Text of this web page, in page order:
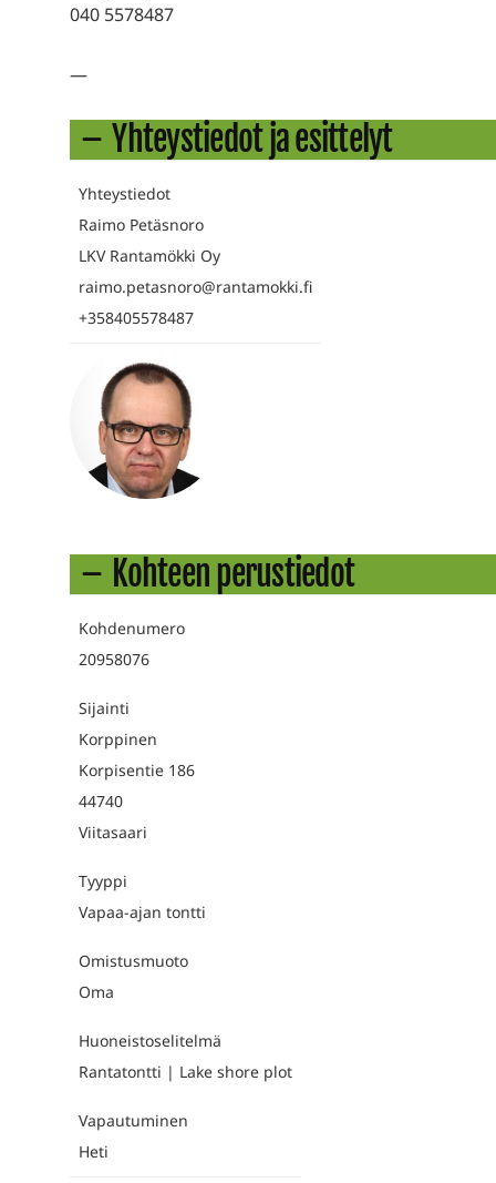
040 5578487
—
Yhteystiedot ja esittelyt
Yhteystiedot
Raimo Petäsnoro
LKV Rantamökki Oy
raimo.petasnoro@rantamokki.fi
+358405578487
Kohteen perustiedot
Kohdenumero
20958076
Sijainti
Korppinen
Korpisentie 186
44740
Viitasaari
Tyyppi
Vapaa-ajan tontti
Omistusmuoto
Oma
Huoneistoselitelmä
Rantatontti | Lake shore plot
Vapautuminen
Heti